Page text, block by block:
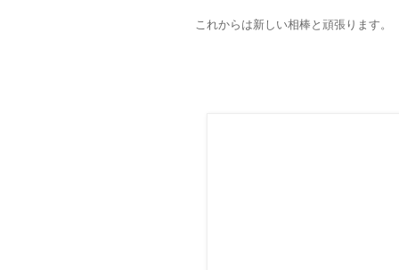
これからは新しい相棒と頑張ります。